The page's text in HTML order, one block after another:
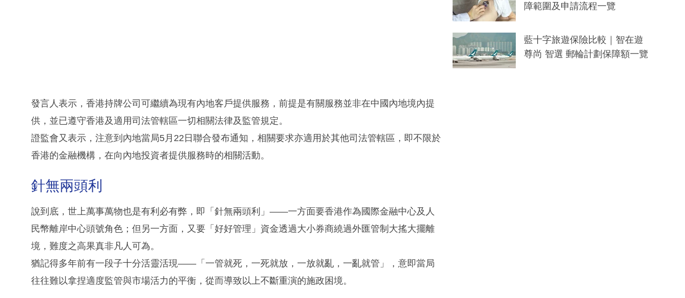
發言人表示，香港持牌公司可繼續為現有內地客戶提供服務，前提是有關服務並非在中國內地境內提
供，並已遵守香港及適用司法管轄區一切相關法律及監管規定。
證監會又表示，注意到內地當局5月22日聯合發布通知，相關要求亦適用於其他司法管轄區，即不限於
香港的金融機構，在向內地投資者提供服務時的相關活動。
針無兩頭利
說到底，世上萬事萬物也是有利必有弊，即「針無兩頭利」——一方面要香港作為國際金融中心及人
民幣離岸中心頭號角色；但另一方面，又要「好好管理」資金透過大小券商繞過外匯管制大搖大擺離
境，難度之高果真非凡人可為。
猶記得多年前有一段子十分活靈活現——「一管就死，一死就放，一放就亂，一亂就管」，意即當局
往往難以拿捏適度監管與市場活力的平衡，從而導致以上不斷重演的施政困境。
障範圍及申請流程一覽
藍十字旅遊保險比較｜智在遊
尊尚 智選 郵輪計劃保障額一覽